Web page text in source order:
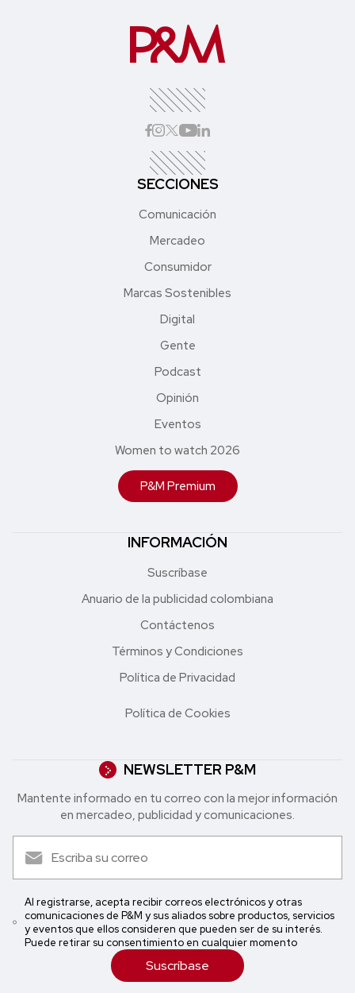
SECCIONES
Comunicación
Mercadeo
Consumidor
Marcas Sostenibles
Digital
Gente
Podcast
Opinión
Eventos
Women to watch 2026
P&M Premium
INFORMACIÓN
Suscríbase
Anuario de la publicidad colombiana
Contáctenos
Términos y Condiciones
Política de Privacidad
Política de Cookies
NEWSLETTER P&M
Mantente informado en tu correo con la mejor in formación
en mercadeo, publicidad y comunicaciones.
Al registrarse, acepta recibir correos electrónicos y otras
comunicaciones de P&M y sus aliados sobre productos, servicios
y eventos que ellos consideren que pueden ser de su interés.
Puede retirar su consentimiento en cualquier momento
Suscríbase